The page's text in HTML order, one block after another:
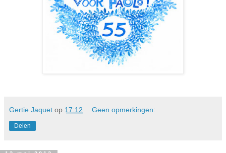
Gertie Jaquet op 17:12 Geen opmerkingen:
Delen